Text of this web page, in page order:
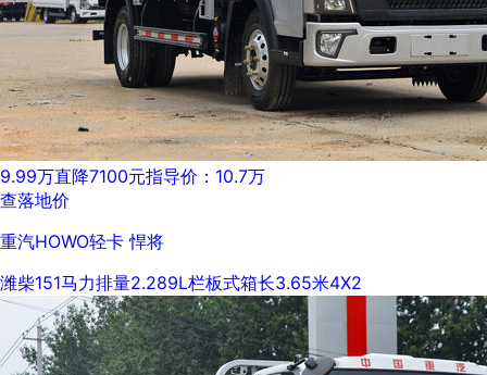
9.99万直降7100元指导价：10.7万
查落地价
重汽HOWO轻卡 悍将
潍柴151马力排量2.289L栏板式箱长3.65米4X2